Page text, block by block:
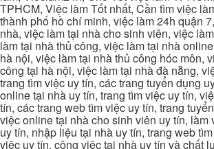
TPHCM, Việc làm Tốt nhất, Cần tìm việc
thành phố hồ chí minh, việc làm 24h quận
nhà, việc làm tại nhà cho sinh viên, việc
làm tại nhà thủ công, việc làm tại nhà
hà nội, việc làm tại nhà thủ công hóc môn,
công tại hà nội, việc làm tại nhà đà nẵng,
trang tìm việc uy tín, các trang tuyển dụng
online tại nhà uy tín, trang tìm việc uy tín,
tín, các trang web tìm việc uy tín, trang
việc online tại nhà cho sinh viên uy tín, làm
uy tín, nhập liệu tại nhà uy tín, trang web
việc uy tín, công việc tại nhà uy tín và chất